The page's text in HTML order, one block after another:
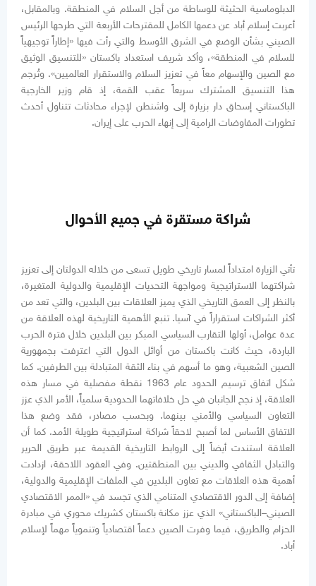
الدبلوماسية الحثيثة للوساطة من أجل السلام في المنطقة. وبالمقابل،
أعربت إسلام أباد عن دعمها الكامل للمقترحات الأربعة التي طرحها الرئيس
الصيني بشأن الوضع في الشرق الأوسط والتي رأت فيها «إطاراً توجيهياً
للسلام في المنطقة»، وأكد شريف استعداد باكستان «للتنسيق الوثيق
مع الصين والإسهام معاً في تعزيز السلام والاستقرار العالميين». وتُرجم
هذا التنسيق المشترك سريعاً عقب القمة، إذ قام وزير الخارجية
الباكستاني إسحاق دار بزيارة إلى واشنطن لإجراء محادثات تتناول أحدث
تطورات المفاوضات الرامية إلى إنهاء الحرب على إيران.
شراكة مستقرة في جميع الأحوال
تأتي الزيارة امتداداً لمسار تاريخي طويل تسعى من خلاله الدولتان إلى تعزيز
شراكتهما الاستراتيجية ومواجهة التحديات الإقليمية والدولية المتغيرة،
بالنظر إلى العمق التاريخي الذي يميز العلاقات بين البلدين، والتي تعد من
أكثر الشراكات استقراراً في آسيا. تنبع الأهمية التاريخية لهذه العلاقة من
عدة عوامل، أولها التقارب السياسي المبكر بين البلدين خلال فترة الحرب
الباردة، حيث كانت باكستان من أوائل الدول التي اعترفت بجمهورية
الصين الشعبية، وهو ما أسهم في بناء الثقة المتبادلة بين الطرفين. كما
شكل اتفاق ترسيم الحدود عام 1963 نقطة مفصلية في مسار هذه
العلاقة، إذ نجح الجانبان في حل خلافاتهما الحدودية سلمياً، الأمر الذي عزز
التعاون السياسي والأمني بينهما. وبحسب مصادر، فقد وضع هذا
الاتفاق الأساس لما أصبح لاحقاً شراكة استراتيجية طويلة الأمد. كما أن
العلاقة استندت أيضاً إلى الروابط التاريخية القديمة عبر طريق الحرير
والتبادل الثقافي والديني بين المنطقتين. وفي العقود اللاحقة، ازدادت
أهمية هذه العلاقات مع تعاون البلدين في الملفات الإقليمية والدولية،
إضافة إلى الدور الاقتصادي المتنامي الذي تجسد في «الممر الاقتصادي
الصيني–الباكستاني» الذي عزز مكانة باكستان كشريك محوري في مبادرة
الحزام والطريق، فيما وفرت الصين دعماً اقتصادياً وتنموياً مهماً لإسلام
أباد.